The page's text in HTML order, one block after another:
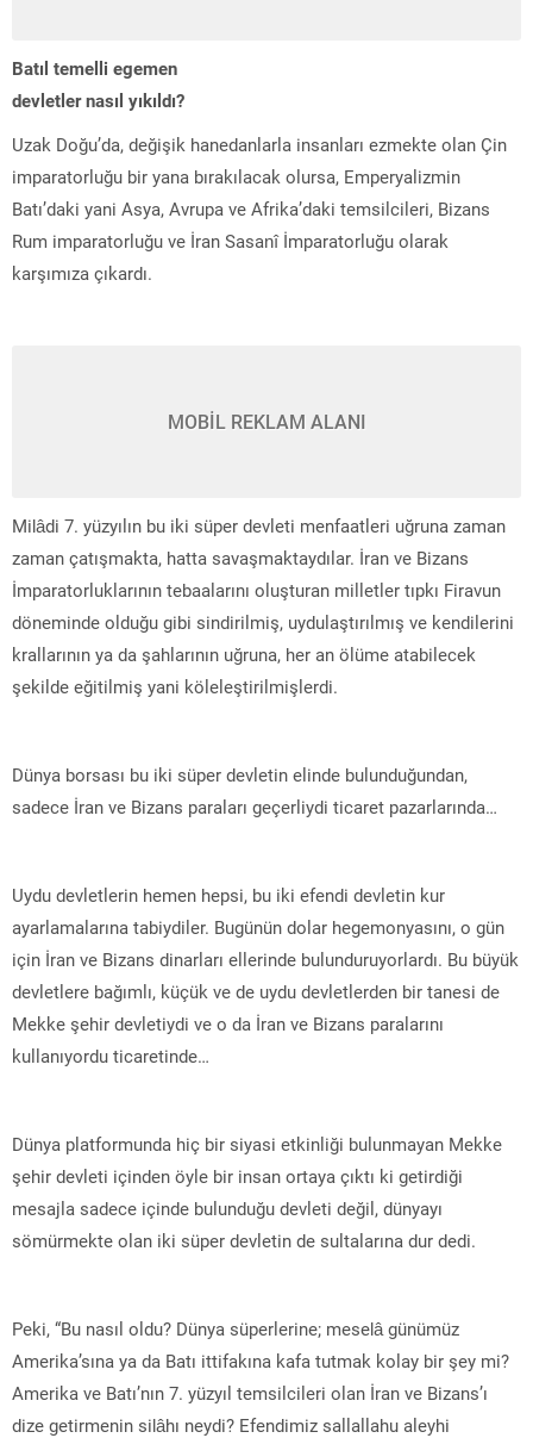
Batıl temelli egemen
devletler nasıl yıkıldı?
Uzak Doğu’da, değişik hanedanlarla insanları ezmekte olan Çin
imparatorluğu bir yana bırakılacak olursa, Emperyalizmin
Batı’daki yani Asya, Avrupa ve Afrika’daki temsilcileri, Bizans
Rum imparatorluğu ve İran Sasanî İmparatorluğu olarak
karşımıza çıkardı.
MOBİL REKLAM ALANI
Milâdi 7. yüzyılın bu iki süper devleti menfaatleri uğruna zaman
zaman çatışmakta, hatta savaşmaktaydılar. İran ve Bizans
İmparatorluklarının tebaalarını oluşturan milletler tıpkı Firavun
döneminde olduğu gibi sindirilmiş, uydulaştırılmış ve kendilerini
krallarının ya da şahlarının uğruna, her an ölüme atabilecek
şekilde eğitilmiş yani köleleştirilmişlerdi.
Dünya borsası bu iki süper devletin elinde bulunduğundan,
sadece İran ve Bizans paraları geçerliydi ticaret pazarlarında…
Uydu devletlerin hemen hepsi, bu iki efendi devletin kur
ayarlamalarına tabiydiler. Bugünün dolar hegemonyasını, o gün
için İran ve Bizans dinarları ellerinde bulunduruyorlardı. Bu büyük
devletlere bağımlı, küçük ve de uydu devletlerden bir tanesi de
Mekke şehir devletiydi ve o da İran ve Bizans paralarını
kullanıyordu ticaretinde…
Dünya platformunda hiç bir siyasi etkinliği bulunmayan Mekke
şehir devleti içinden öyle bir insan ortaya çıktı ki getirdiği
mesajla sadece içinde bulunduğu devleti değil, dünyayı
sömürmekte olan iki süper devletin de sultalarına dur dedi.
Peki, “Bu nasıl oldu? Dünya süperlerine; meselâ günümüz
Amerika’sına ya da Batı ittifakına kafa tutmak kolay bir şey mi?
Amerika ve Batı’nın 7. yüzyıl temsilcileri olan İran ve Bizans’ı
dize getirmenin silâhı neydi? Efendimiz sallallahu aleyhi